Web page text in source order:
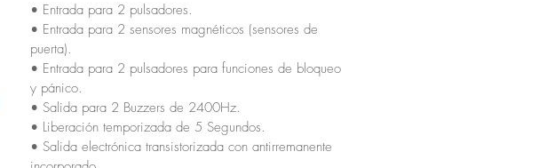
• Entrada para 2 pulsadores.
• Entrada para 2 sensores magnéticos (sensores de
puerta).
• Entrada para 2 pulsadores para funciones de bloqueo
y pánico.
• Salida para 2 Buzzers de 2400Hz.
• Liberación temporizada de 5 Segundos.
• Salida electrónica transistorizada con antirremanente